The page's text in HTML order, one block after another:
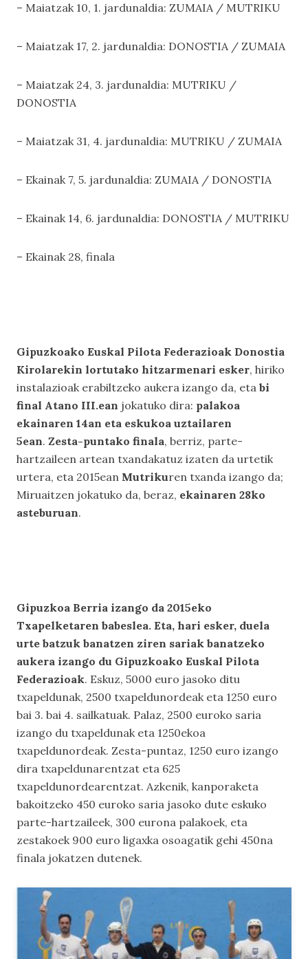
– Maiatzak 10, 1. jardunaldia: ZUMAIA / MUTRIKU
– Maiatzak 17, 2. jardunaldia: DONOSTIA / ZUMAIA
– Maiatzak 24, 3. jardunaldia: MUTRIKU /
DONOSTIA
– Maiatzak 31, 4. jardunaldia: MUTRIKU / ZUMAIA
– Ekainak 7, 5. jardunaldia: ZUMAIA / DONOSTIA
– Ekainak 14, 6. jardunaldia: DONOSTIA / MUTRIKU
– Ekainak 28, finala
Gipuzkoako Euskal Pilota Federazioak Donostia
Kirolarekin lortutako hitzarmenari esker, hiriko
instalazioak erabiltzeko aukera izango da, eta bi
final Atano III.ean jokatuko dira: palakoa
ekainaren 14an eta eskukoa uztailaren
5ean. Zesta-puntako finala, berriz, parte-
hartzaileen artean txandakatuz izaten da urtetik
urtera, eta 2015ean Mutrikuren txanda izango da;
Miruaitzen jokatuko da, beraz, ekainaren 28ko
asteburuan.
Gipuzkoa Berria izango da 2015eko
Txapelketaren babeslea. Eta, hari esker, duela
urte batzuk banatzen ziren sariak banatzeko
aukera izango du Gipuzkoako Euskal Pilota
Federazioak. Eskuz, 5000 euro jasoko ditu
txapeldunak, 2500 txapeldunordeak eta 1250 euro
bai 3. bai 4. sailkatuak. Palaz, 2500 euroko saria
izango du txapeldunak eta 1250ekoa
txapeldunordeak. Zesta-puntaz, 1250 euro izango
dira txapeldunarentzat eta 625
txapeldunordearentzat. Azkenik, kanporaketa
bakoitzeko 450 euroko saria jasoko dute eskuko
parte-hartzaileek, 300 eurona palakoek, eta
zestakoek 900 euro ligaxka osoagatik gehi 450na
finala jokatzen dutenek.